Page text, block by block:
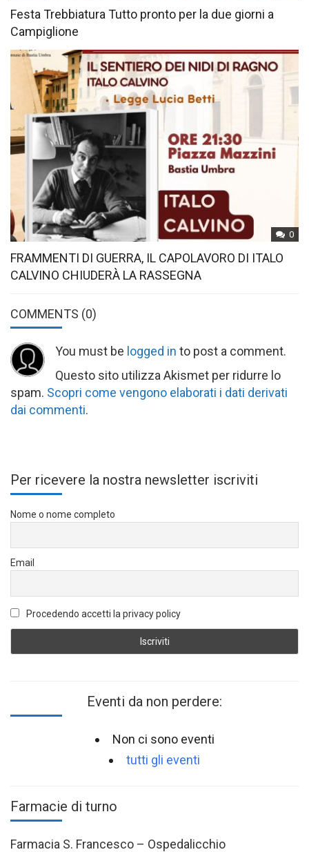
Festa Trebbiatura Tutto pronto per la due giorni a
Campiglione
0
FRAMMENTI DI GUERRA, IL CAPOLAVORO DI ITALO
CALVINO CHIUDERÀ LA RASSEGNA
COMMENTS (0)
You must be logged in to post a comment.
Questo sito utilizza Akismet per ridurre lo
spam. Scopri come vengono elaborati i dati derivati
dai commenti.
Per ricevere la nostra newsletter iscriviti
Nome o nome completo
Email
Procedendo accetti la privacy policy
Eventi da non perdere:
Non ci sono eventi
tutti gli eventi
Farmacie di turno
Farmacia S. Francesco – Ospedalicchio